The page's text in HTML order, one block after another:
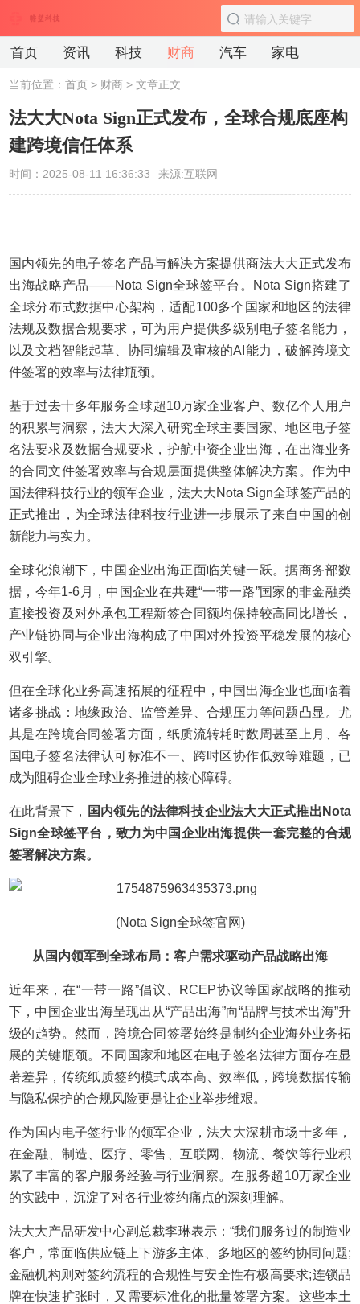
首页 资讯 科技 财商 汽车 家电
当前位置：首页 > 财商 > 文章正文
法大大Nota Sign正式发布，全球合规底座构
建跨境信任体系
时间：2025-08-11 16:36:33 来源:互联网
国内领先的电子签名产品与解决方案提供商法大大正式发布
出海战略产品——Nota Sign全球签平台。Nota Sign搭建了
全球分布式数据中心架构，适配100多个国家和地区的法律
法规及数据合规要求，可为用户提供多级别电子签名能力，
以及文档智能起草、协同编辑及审核的AI能力，破解跨境文
件签署的效率与法律瓶颈。
基于过去十多年服务全球超10万家企业客户、数亿个人用户
的积累与洞察，法大大深入研究全球主要国家、地区电子签
名法要求及数据合规要求，护航中资企业出海，在出海业务
的合同文件签署效率与合规层面提供整体解决方案。作为中
国法律科技行业的领军企业，法大大Nota Sign全球签产品的
正式推出，为全球法律科技行业进一步展示了来自中国的创
新能力与实力。
全球化浪潮下，中国企业出海正面临关键一跃。据商务部数
据，今年1-6月，中国企业在共建“一带一路”国家的非金融类
直接投资及对外承包工程新签合同额均保持较高同比增长，
产业链协同与企业出海构成了中国对外投资平稳发展的核心
双引擎。
但在全球化业务高速拓展的征程中，中国出海企业也面临着
诸多挑战：地缘政治、监管差异、合规压力等问题凸显。尤
其是在跨境合同签署方面，纸质流转耗时数周甚至上月、各
国电子签名法律认可标准不一、跨时区协作低效等难题，已
成为阻碍企业全球业务推进的核心障碍。
在此背景下，
国内领先的法律科技企业法大大正式推出Nota
Sign全球签平台，致力为中国企业出海提供一套完整的合规
签署解决方案。
(Nota Sign全球签官网)
从国内领军到全球布局：客户需求驱动产品战略出海
近年来，在“一带一路”倡议、RCEP协议等国家战略的推动
下，中国企业出海呈现出从“产品出海”向“品牌与技术出海”升
级的趋势。然而，跨境合同签署始终是制约企业海外业务拓
展的关键瓶颈。不同国家和地区在电子签名法律方面存在显
著差异，传统纸质签约模式成本高、效率低，跨境数据传输
与隐私保护的合规风险更是让企业举步维艰。
作为国内电子签行业的领军企业，法大大深耕市场十多年，
在金融、制造、医疗、零售、互联网、物流、餐饮等行业积
累了丰富的客户服务经验与行业洞察。在服务超10万家企业
的实践中，沉淀了对各行业签约痛点的深刻理解。
法大大产品研发中心副总裁李琳表示：“我们服务过的制造业
客户，常面临供应链上下游多主体、多地区的签约协同问题;
金融机构则对签约流程的合规性与安全性有极高要求;连锁品
牌在快速扩张时，又需要标准化的批量签署方案。这些本土